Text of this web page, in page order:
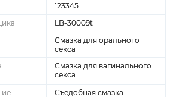
123345
LB-30009t
Смазка для орального
секса
Смазка для вагинального
секса
Съедобная смазка